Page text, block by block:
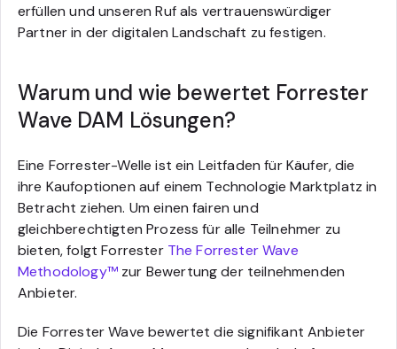
erfüllen und unseren Ruf als vertrauenswürdiger
Partner in der digitalen Landschaft zu festigen.
Warum und wie bewertet Forrester
Wave DAM Lösungen?
Eine Forrester-Welle ist ein Leitfaden für Käufer, die
ihre Kaufoptionen auf einem Technologie Marktplatz in
Betracht ziehen. Um einen fairen und
gleichberechtigten Prozess für alle Teilnehmer zu
bieten, folgt Forrester The Forrester Wave
Methodology™zur Bewertung der teilnehmenden
Anbieter.
Die Forrester Wave bewertet die signifikant Anbieter